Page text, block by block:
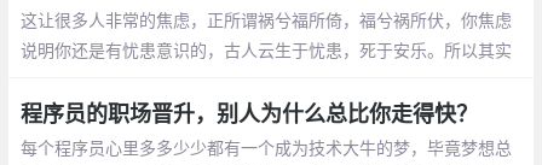
位，从基层员工到数据科学主管和战略顾问
主管都做过
这让很多人非常的焦虑，正所谓祸兮福所倚，福兮祸所伏，你焦虑
说明你还是有忧患意识的，古人云生于忧患，死于安乐。所以其实
程序员的职场晋升，别人为什么总比你走得快？
每个程序员心里多多少少都有一个成为技术大牛的梦，毕竟梦想总